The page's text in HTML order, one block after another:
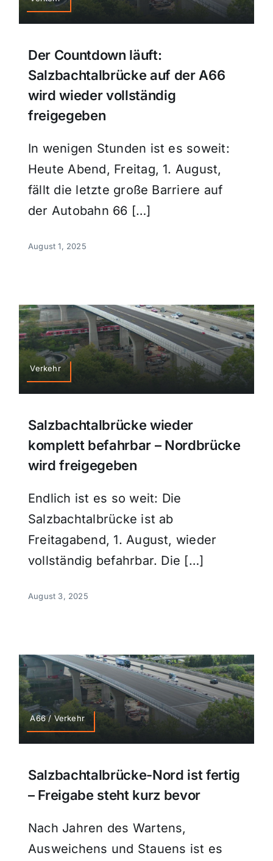
Der Countdown läuft:
Salzbachtalbrücke auf der A66
wird wieder vollständig
freigegeben
In wenigen Stunden ist es soweit:
Heute Abend, Freitag, 1. August,
fällt die letzte große Barriere auf
der Autobahn 66 […]
August 1, 2025
Verkehr
Salzbachtalbrücke wieder
komplett befahrbar – Nordbrücke
wird freigegeben
Endlich ist es so weit: Die
Salzbachtalbrücke ist ab
Freitagabend, 1. August, wieder
vollständig befahrbar. Die […]
August 3, 2025
A66 / Verkehr
Salzbachtalbrücke-Nord ist fertig
– Freigabe steht kurz bevor
Nach Jahren des Wartens,
Ausweichens und Stauens ist es